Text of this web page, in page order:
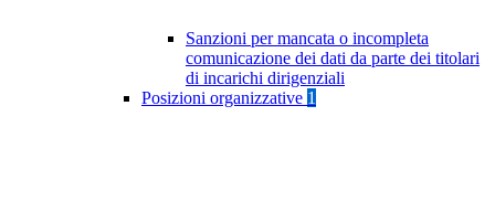
Sanzioni per mancata o incompleta
comunicazione dei dati da parte dei titolari
di incarichi dirigenziali
Posizioni organizzative 1